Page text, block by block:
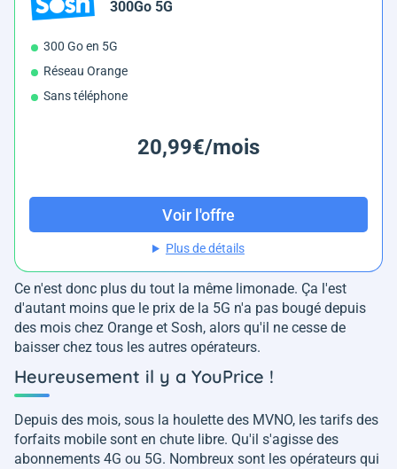
300Go 5G
300 Go en 5G
Réseau Orange
Sans téléphone
20,99€/mois
Voir l'offre
Plus de détails
Ce n'est donc plus du tout la même limonade. Ça l'est
d'autant moins que le prix de la 5G n'a pas bougé depuis
des mois chez Orange et Sosh, alors qu'il ne cesse de
baisser chez tous les autres opérateurs.
Heureusement il y a YouPrice !
Depuis des mois, sous la houlette des MVNO, les tarifs des
forfaits mobile sont en chute libre. Qu'il s'agisse des
abonnements 4G ou 5G. Nombreux sont les opérateurs qui